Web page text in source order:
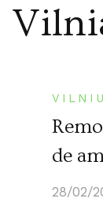
de
28/02/